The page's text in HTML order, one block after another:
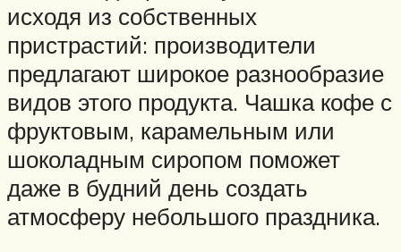
исходя из собственных
пристрастий: производители
предлагают широкое разнообразие
видов этого продукта. Чашка кофе с
фруктовым, карамельным или
шоколадным сиропом поможет
даже в будний день создать
атмосферу небольшого праздника.